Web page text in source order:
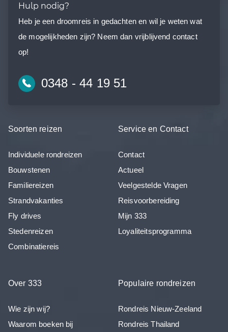
Hulp nodig?
Heb je een droomreis in gedachten en wil je weten wat
de mogelijkheden zijn? Neem dan vrijblijvend contact
op!
0348 - 44 19 51
Soorten reizen
Individuele rondreizen
Bouwstenen
Familiereizen
Strandvakanties
Fly drives
Stedenreizen
Combinatiereis
Service en Contact
Contact
Actueel
Veelgestelde Vragen
Reisvoorbereiding
Mijn 333
Loyaliteitsprogramma
Over 333
Wie zijn wij?
Waarom boeken bij
Populaire rondreizen
Rondreis Nieuw-Zeeland
Rondreis Thailand